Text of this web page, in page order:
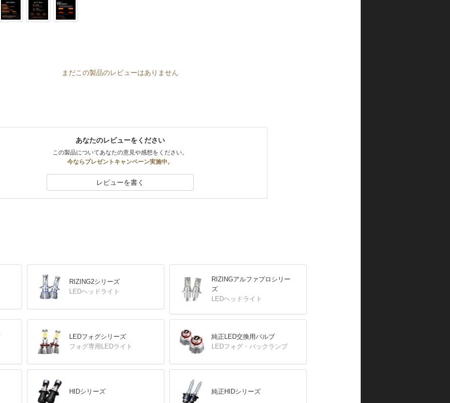
まだこの製品のレビューはありません
あなたのレビューをください
この製品についてあなたの意見や感想をください。
今ならプレゼントキャンペーン実施中。
レビューを書く
RIZING2シリーズ
LEDヘッドライト
RIZINGアルファプロシリー
ズ
LEDヘッドライト
LEDフォグシリーズ
フォグ専用LEDライト
純正LED交換用バルブ
LEDフォグ・バックランプ
HIDシリーズ 純正HIDシリーズ